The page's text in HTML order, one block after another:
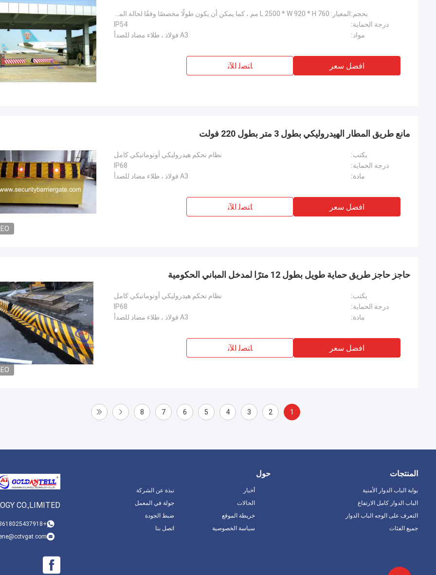
بحجم:
درجة الحماية:
IP54
مواد:
A3 فولاذ ، طلاء مضاد للصدأ
افضل سعر ﺎﺘﺼﻟ ﺍﻶﻧ
مانع طريق المطار الهيدروليكي بطول 3 متر بطول 220 فولت
يكتب:
نظام تحكم هيدروليكي أوتوماتيكي كامل
درجة الحماية:
IP68
مادة:
A3 فولاذ ، طلاء مضاد للصدأ
افضل سعر ﺎﺘﺼﻟ ﺍﻶﻧ
حاجز حاجز طريق حماية طويل بطول 12 مترًا لمدخل المباني الحكومية
يكتب:
نظام تحكم هيدروليكي أوتوماتيكي كامل
درجة الحماية:
IP68
مادة:
A3 فولاذ ، طلاء مضاد للصدأ
افضل سعر ﺎﺘﺼﻟ ﺍﻶﻧ
1
2
3
4
5
6
7
8
CO.,LIMITED
+8618025437918
حول
نبذة عن الشركة
جولة في المعمل
ضبط الجودة
اتصل بنا
أخبار
الحالات
خريطة الموقع
سياسة الخصوصية
المنتجات
بوابة الباب الدوار الأمنية
الباب الدوار كامل الارتفاع
التعرف على الوجه الباب الدوار
جميع الفئات